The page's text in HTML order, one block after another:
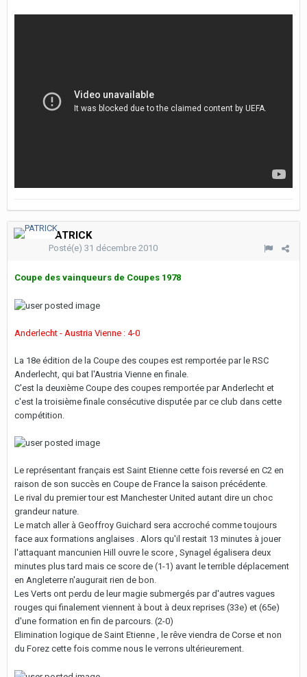
PATRICK
Posté(e) 31 décembre 2010
Coupe des vainqueurs de Coupes 1978
Anderlecht - Austria Vienne : 4-0
La 18e édition de la Coupe des coupes est remportée par le RSC
Anderlecht, qui bat l'Austria Vienne en finale.
C'est la deuxième Coupe des coupes remportée par Anderlecht et
c'est la troisième finale consécutive disputée par ce club dans cette
compétition.
Le représentant français est Saint Etienne cette fois reversé en C2 en
raison de son succès en Coupe de France la saison précédente.
Le rival du premier tour est Manchester United autant dire un choc
grandeur nature.
Le match aller à Geoffroy Guichard sera accroché comme toujours
face aux formations anglaises . Alors qu'il restait 13 minutes à jouer
l'attaquant mancunien Hill ouvre le score , Synagel égalisera deux
minutes plus tard mais ce score de (1-1) avant le terrible déplacement
en Angleterre n'augurait rien de bon.
Les Verts ont perdu de leur magie submergés par d'autres vagues
rouges qui finalement viennent à bout à deux reprises (33e) et (65e)
d'une formation en fin de parcours. (2-0)
Elimination logique de Saint Etienne , le rêve viendra de Corse et non
du Forez cette fois comme nous le verrons ultérieurement.